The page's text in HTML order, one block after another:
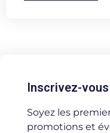
Inscrivez-
Soyez les
promotions et